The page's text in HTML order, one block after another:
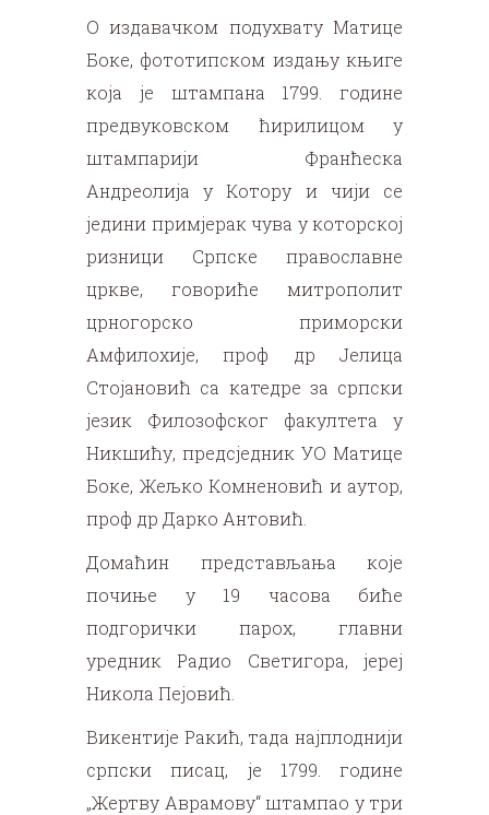
О издавачком подухвату Матице
Боке, фототипском издању књиге
која је штампана 1799. године
предвуковском ћирилицом у
штампарији Франћеска
Андреолија у Котору и чији се
једини примјерак чува у которској
ризници Српске православне
цркве, говориће митрополит
црногорско приморски
Амфилохије, проф др Јелица
Стојановић са катедре за српски
језик Филозофског факултета у
Никшићу, предсједник УО Матице
Боке, Жељко Комненовић и аутор,
проф др Дарко Антовић.
Домаћин представљања које
почиње у 19 часова биће
подгорички парох, главни
уредник Радио Светигора, јереј
Никола Пејовић.
Викентије Ракић, тада најплоднији
српски писац, је 1799. године
„Жертву Аврамову“ штампао у три